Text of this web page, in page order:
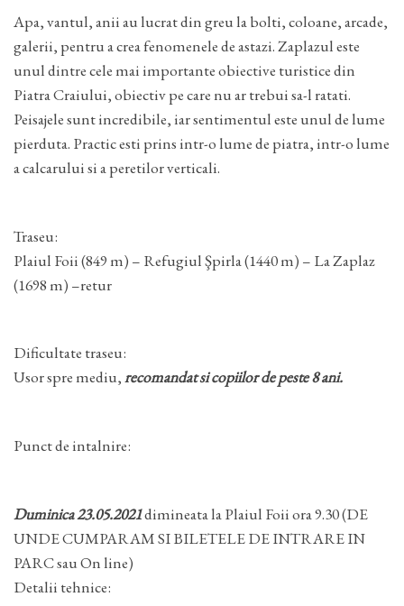
Apa, vantul, anii au lucrat din greu la bolti, coloane, arcade,
galerii, pentru a crea fenomenele de astazi. Zaplazul este
unul dintre cele mai importante obiective turistice din
Piatra Craiului, obiectiv pe care nu ar trebui sa-l ratati.
Peisajele sunt incredibile, iar sentimentul este unul de lume
pierduta. Practic esti prins intr-o lume de piatra, intr-o lume
a calcarului si a peretilor verticali.
Traseu:
Plaiul Foii (849 m) – Refugiul Şpirla (1440 m) – La Zaplaz
(1698 m) –retur
Dificultate traseu:
Usor spre mediu,recomandat si copiilor de peste 8 ani.
Punct de intalnire:
Duminica 23.05.2021dimineata la Plaiul Foii ora 9.30 (DE
UNDE CUMPARAM SI BILETELE DE INTRARE IN
PARC sau On line)
Detalii tehnice: